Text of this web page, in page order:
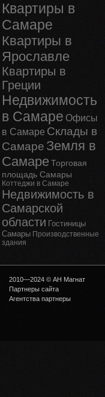
Квартиры в
Самаре
Квартиры в
Ярославле
Квартиры в
Греции
Недвижимость
в Самаре Офисы
в Самаре Склады в
Самаре Земля в
СамареТорговая
площадь Самары
Коттеджи в Самаре
Недвижимость в
Самарской
области Гостиницы
Самары Производственные
здания
2010—2024 © АН Магнат
Партнеры сайта
Агентства партнеры